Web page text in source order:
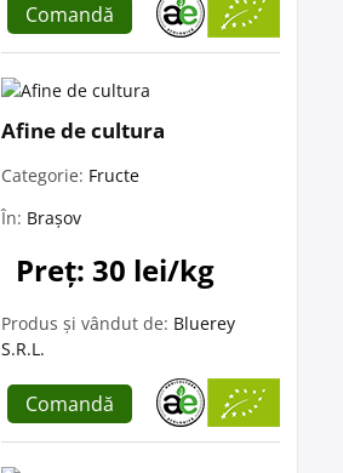
Comandă
Afine de cultura
Categorie: Fructe
În: Brașov
Preț: 30 lei/kg
Produs și vândut de: Bluerey
S.R.L.
Comandă